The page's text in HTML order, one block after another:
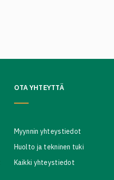
OTA YHTEYTTÄ
Myynnin yhteystiedot
Huolto ja tekninen tuki
Kaikki yhteystiedot